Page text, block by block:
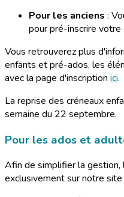
Pour les anciens :
pour pré-inscrire votre
Vous retrouverez plus
enfants et pré-ados, les
avec la page d'inscription ici.
La reprise des créneaux
semaine du 22 septembre.
Pour les ados et
Afin de simplifier la
exclusivement sur notre